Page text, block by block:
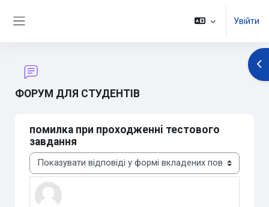
Увійти
ФОРУМ ДЛЯ СТУДЕНТІВ
помилка при проходженнi тестового
завдання
Тип показу